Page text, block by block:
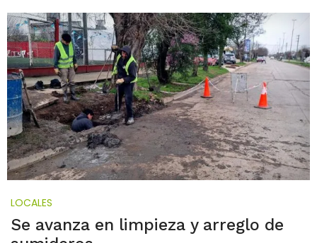
LOCALES
Se avanza en limpieza y arreglo de